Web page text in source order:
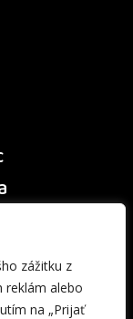
zážitku z
reklám alebo
na „Prijať